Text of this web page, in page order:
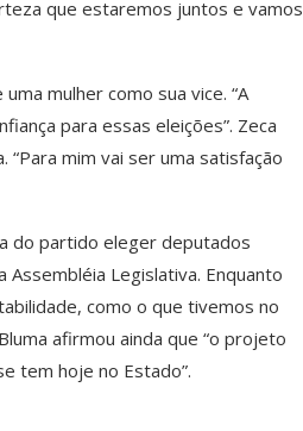
que estaremos juntos e vamos
mulher como sua vice. “A
para essas eleições”. Zeca
“Para mim vai ser uma satisfação
do partido eleger deputados
Legislativa. Enquanto
como o que tivemos no
afirmou ainda que “o projeto
tem hoje no Estado”.